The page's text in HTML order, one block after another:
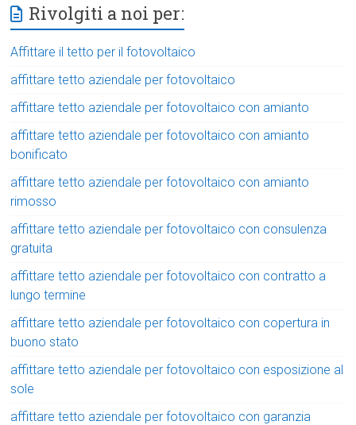
Rivolgiti a noi per:
Affittare il tetto per il fotovoltaico
affittare tetto aziendale per fotovoltaico
affittare tetto aziendale per fotovoltaico con amianto
affittare tetto aziendale per fotovoltaico con amianto
bonificato
affittare tetto aziendale per fotovoltaico con amianto
rimosso
affittare tetto aziendale per fotovoltaico con consulenza
gratuita
affittare tetto aziendale per fotovoltaico con contratto a
lungo termine
affittare tetto aziendale per fotovoltaico con copertura in
buono stato
affittare tetto aziendale per fotovoltaico con esposizione al
sole
affittare tetto aziendale per fotovoltaico con garanzia